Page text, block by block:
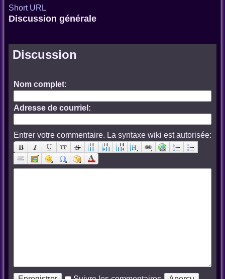
Short URL
Discussion générale
Discussion
Nom complet:
Adresse de courriel:
Entrer votre commentaire. La syntaxe wiki est autorisée: